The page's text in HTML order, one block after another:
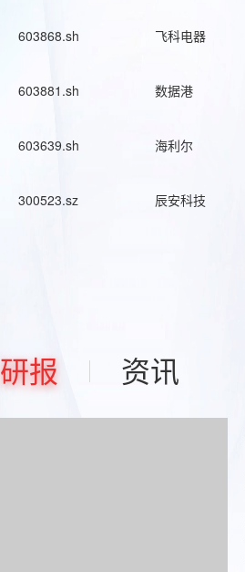
603868.sh 飞科电器
603881.sh 数据港
603639.sh 海利尔
300523.sz 辰安科技
研报 资讯